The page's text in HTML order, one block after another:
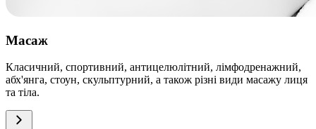
Масаж
Класичний, спортивний, антицелюлітний, лімфодренажний,
абх'янга, стоун, скульптурний, а також різні види масажу лиця
та тіла.